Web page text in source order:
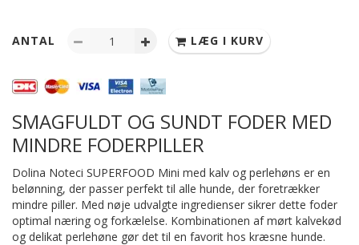
ANTAL LÆG I KURV
SMAGFULDT OG SUNDT FODER MED
MINDRE FODERPILLER
Dolina Noteci SUPERFOOD Mini med kalv og perlehøns er en
belønning, der passer perfekt til alle hunde, der foretrækker
mindre piller. Med nøje udvalgte ingredienser sikrer dette foder
optimal næring og forkælelse. Kombinationen af mørt kalvekød
og delikat perlehøne gør det til en favorit hos kræsne hunde.